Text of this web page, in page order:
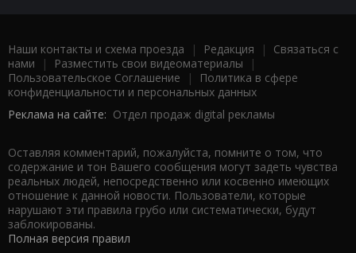
Наши контакты и схема проезда | Редакция | Связаться с
нами | Разместить свои видеоматериалы |
Пользовательское Соглашение |
Политика в сфере
конфиденциальности и персональных данных
Реклама на сайте: Отдел продаж digital рекламы
Оставляя комментарий, пожалуйста, помните о том, что
содержание и тон Вашего сообщения могут задеть чувства
реальных людей, непосредственно или косвенно имеющих
отношение к данной новости. Пользователи, которые
нарушают эти правила грубо или систематически, будут
заблокированы.
Полная версия правил